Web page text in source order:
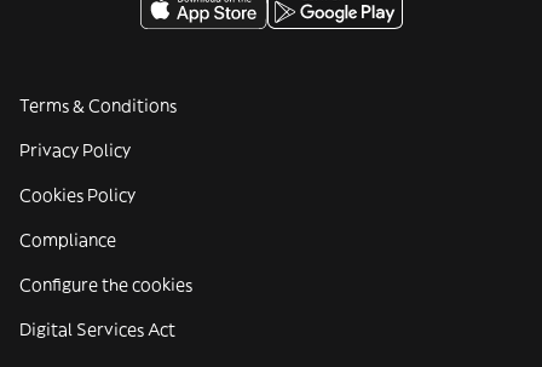
Terms & Conditions
Privacy Policy
Cookies Policy
Compliance
Configure the cookies
Digital Services Act